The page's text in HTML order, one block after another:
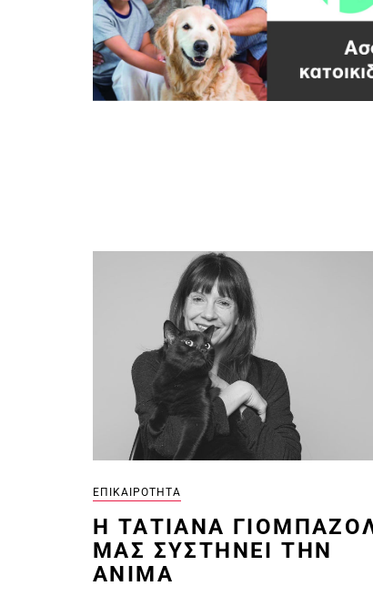
ΕΠΙΚΑΙΡΌΤΗΤΑ
Η ΤΑΤΙΆΝΑ
ΜΑΣ ΣΥΣΤΉΝΕΙ ΤΗΝ
ANIMA